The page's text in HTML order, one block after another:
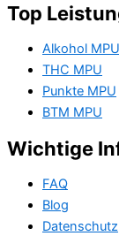
Top
Alkohol MPU
THC MPU
Punkte MPU
BTM MPU
Wichtige
FAQ
Blog
Datenschutz